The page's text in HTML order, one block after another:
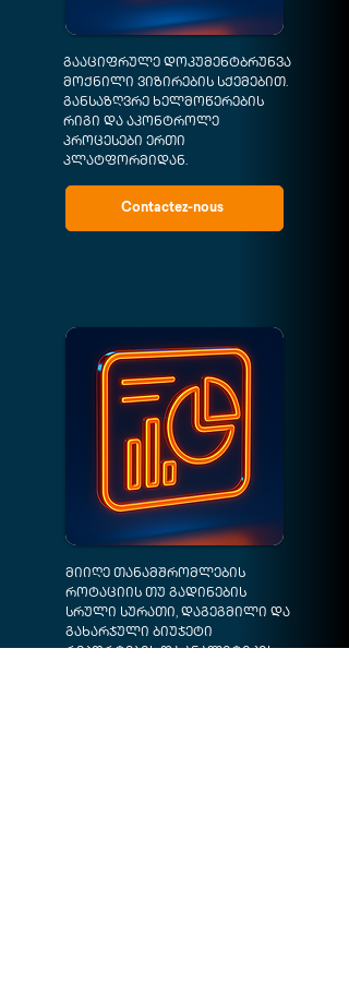
გააციფრულე დოკუმენტბრუნვა
მოქნილი ვიზირების სქემებით.
განსაზღვრე ხელმოწერების
რიგი და აკონტროლე
პროცესები ერთი
პლატფორმიდან.
Contactez-nous
მიიღე თანამშრომლების
როტაციის თუ გადინების
სრული სურათი, დაგეგმილი და
გახარჯული ბიუჯეტი
რეპორტების და ანალიტიკის